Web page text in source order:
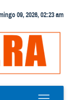
09, 2026, 02:23 am